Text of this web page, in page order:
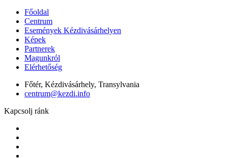
Főoldal
Centrum
Események Kézdivásárhelyen
Képek
Partnerek
Magunkról
Elérhetőség
Főtér, Kézdivásárhely, Transylvania
centrum@kezdi.info
Kapcsolj ránk